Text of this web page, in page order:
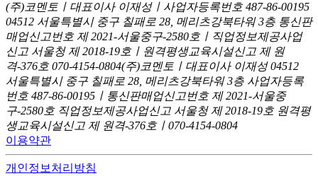
(주)코멘토ㅣ대표이사 이재성ㅣ사업자등록번호 487-86-00195
04512 서울특별시 중구 칠패로 28, 메리츠강북타워 3층 통신판
매업신고번호 제 2021-서울중구-2580호ㅣ직업정보제공사업
신고 서울청 제 2018-19호ㅣ원격평생교육시설신고 제 원
격-376호 070-4154-0804(주)코멘토ㅣ대표이사 이재성 04512
서울특별시 중구 칠패로 28, 메리츠강북타워 3층 사업자등록
번호 487-86-00195ㅣ통신판매업신고번호 제 2021-서울중
구-2580호 직업정보제공사업신고 서울청 제 2018-19호 원격평
생교육시설신고 제 원격-376호ㅣ070-4154-0804
이용약관
개인정보처리방침